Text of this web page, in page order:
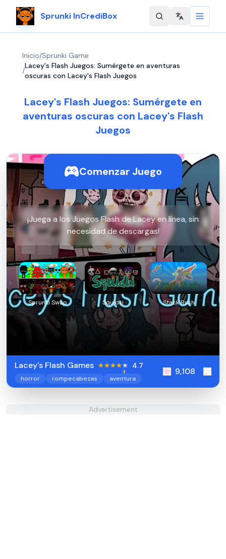
Sprunki InCrediBox Change
Inicio/Sprunki Game
/
Lacey's Flash Juegos: Sumérgete en aventuras
oscuras con Lacey's Flash Juegos
Lacey's Flash Juegos: Sumérgete en
aventuras oscuras con Lacey's Flash
Juegos
Comenzar Juego
¡Juega a los Juegos Flash de Lacey en línea, sin
necesidad de descargas!
Sprunki Swap Squidki Stack Rush
Lacey's Flash Games 4.7
horror rompecabezas aventura
9,108
Advertisement